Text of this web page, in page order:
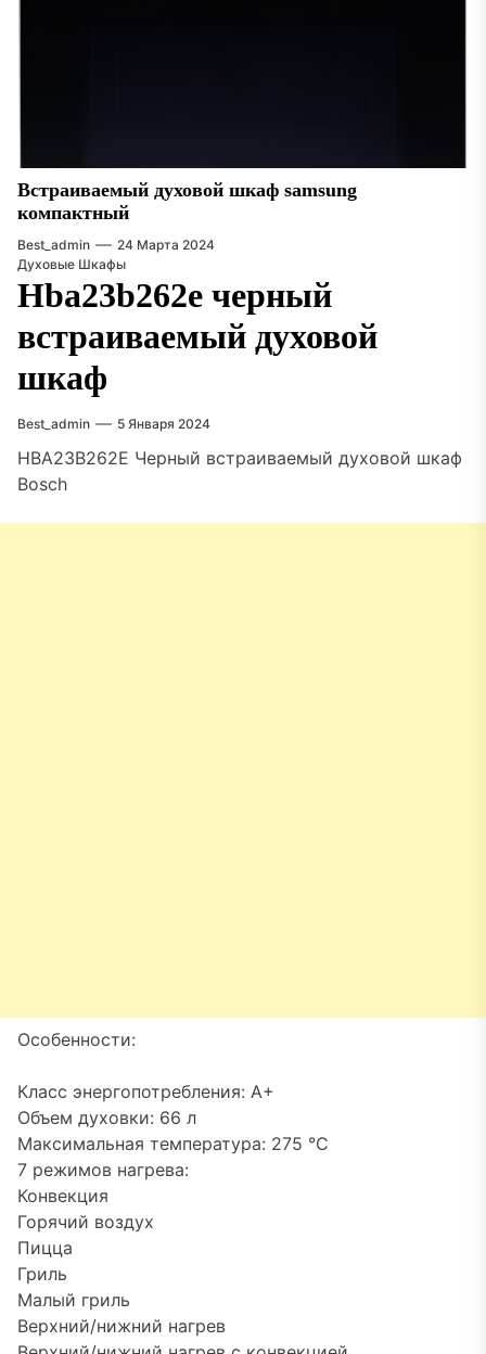
Встраиваемый духовой шкаф samsung
компактный
Best_admin
24 Марта 2024
Духовые Шкафы
Hba23b262e черный
встраиваемый духовой
шкаф
Best_admin 5 Января 2024
HBA23B262E Черный встраиваемый духовой шкаф
Bosch
Особенности:
Класс энергопотребления: A+
Объем духовки: 66 л
Максимальная температура: 275 °C
7 режимов нагрева:
Конвекция
Горячий воздух
Пицца
Гриль
Малый гриль
Верхний/нижний нагрев